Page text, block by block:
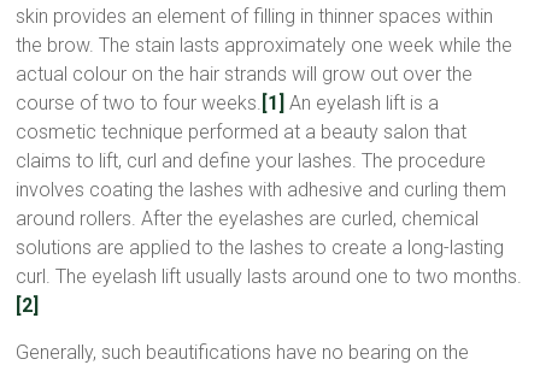
skin provides an element of filling in thinner spaces within
the brow. The stain lasts approximately one week while the
actual colour on the hair strands will grow out over the
course of two to four weeks. [1] An eyelash lift is a
cosmetic technique performed at a beauty salon that
claims to lift, curl and define your lashes. The procedure
involves coating the lashes with adhesive and curling them
around rollers. After the eyelashes are curled, chemical
solutions are applied to the lashes to create a long-lasting
curl. The eyelash lift usually lasts around one to two months.
[2]
Generally, such beautifications have no bearing on the